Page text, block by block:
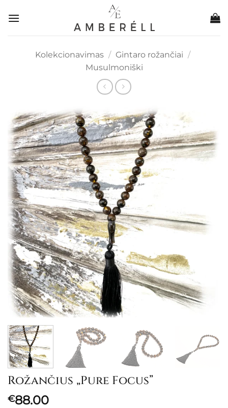
Kolekcionavimas / Gintaro rožančiai /
Musulmoniški
Rožančius „Pure Focus”
€88.00